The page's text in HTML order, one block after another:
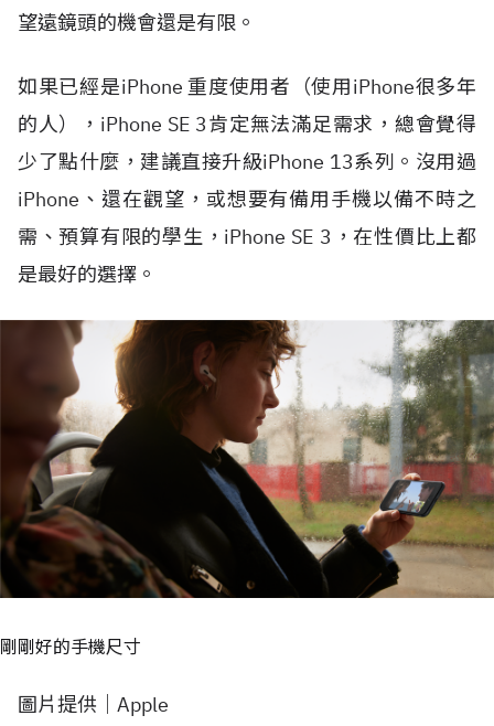
望遠鏡頭的機會還是有限。
如果已經是iPhone 重度使用者（使用iPhone很多年
的人），iPhone SE 3肯定無法滿足需求，總會覺得
少了點什麼，建議直接升級iPhone 13系列。沒用過
iPhone、還在觀望，或想要有備用手機以備不時之
需、預算有限的學生，iPhone SE 3，在性價比上都
是最好的選擇。
剛剛好的手機尺寸
圖片提供｜Apple